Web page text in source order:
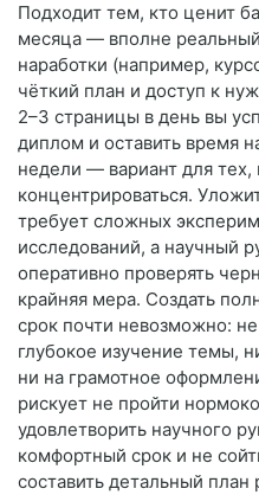
Подходит тем, кто ценит
месяца — вполне
наработки (например,
чёткий план и доступ к
2–3 страницы в день вы
диплом и оставить время
недели — вариант для тех,
концентрироваться.
требует сложных
исследований, а научный
оперативно проверять
крайняя мера. Создать
срок почти невозможно:
глубокое изучение темы,
ни на грамотное
рискует не пройти
удовлетворить научного
комфортный срок и не
составить детальный